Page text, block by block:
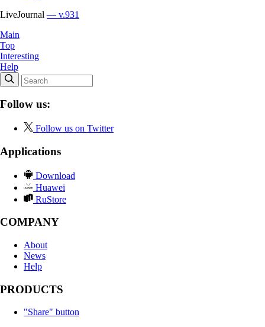
LiveJournal — v.931
Main
Top
Interesting
Help
Follow us:
Follow us on Twitter
Applications
Download
Huawei
RuStore
COMPANY
About
News
Help
PRODUCTS
"Share" button